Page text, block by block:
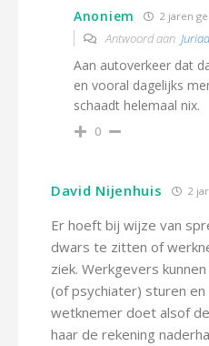
Anoniem 2 jaren
Antwoord aan
Aan autoverkeer dat
en vooral dagelijks
schaadt helemaal nix.
0
David Nijenhuis 2
Er hoeft bij wijze van
dwars te zitten of
ziek. Werkgevers
(of psychiater) sturen en
wetknemer doet alsof
haar de rekening